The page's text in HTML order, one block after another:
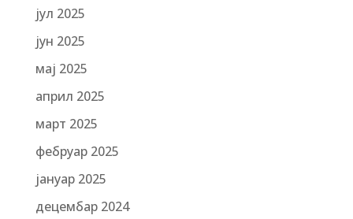
јул 2025
јун 2025
мај 2025
април 2025
март 2025
фебруар 2025
јануар 2025
децембар 2024